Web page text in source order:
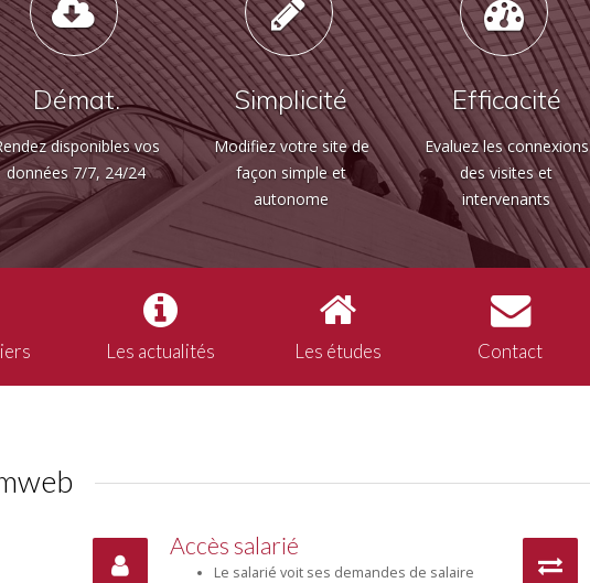
Démat.
disponibles vos
données 7/7, 24/24
Simplicité
Modifiez votre site de
façon simple et
autonome
Efficacité
Evaluez les connexions
des visites et
intervenants
Les actualités Les études Contact
Accès salarié
Le salarié voit ses demandes de salaire